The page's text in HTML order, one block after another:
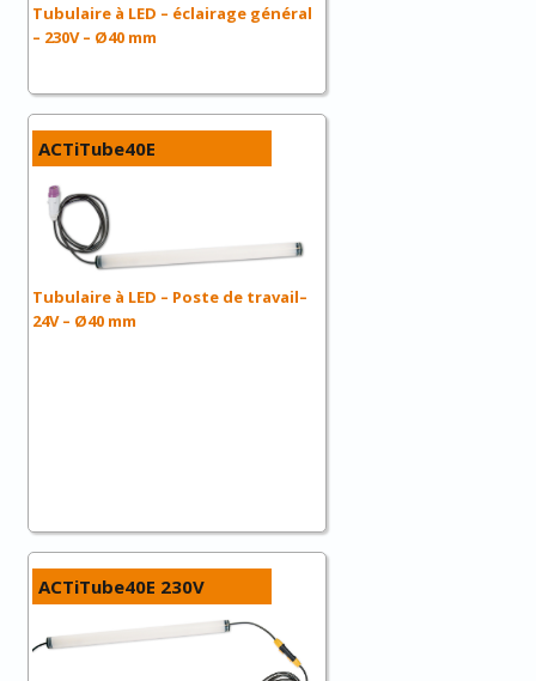
Tubulaire à LED – éclairage général
– 230V – Ø40 mm
ACTiTube40E
Tubulaire à LED – Poste de travail–
24V – Ø40 mm
ACTiTube40E 230V